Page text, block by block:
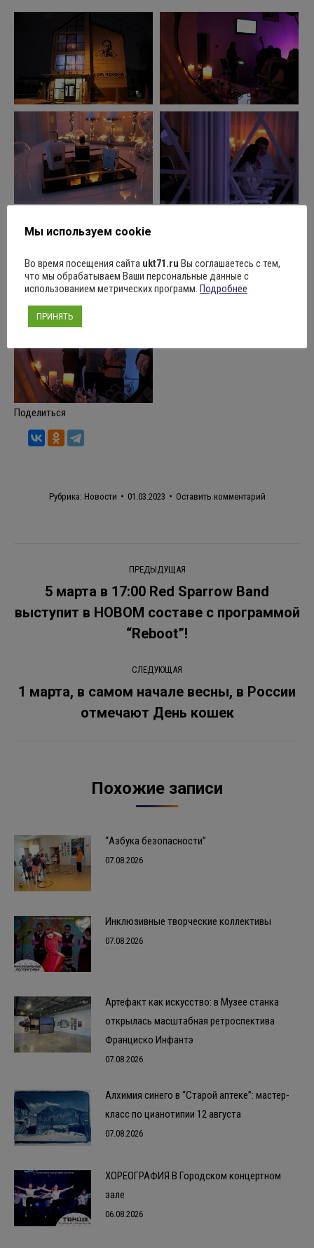
Поделиться
Рубрика: Новости 01.03.2023 Оставить комментарий
записям
ПРЕДЫДУЩАЯ
Предыдущая
запись:
5 марта в 17:00 Red Sparrow Band
выступит в НОВОМ составе с программой
“Reboot”!
СЛЕДУЮЩАЯ
Следующая
запись:
1 марта, в самом начале весны, в России
отмечают День кошек
Похожие записи
“Азбука безопасности”
07.08.2026
Инклюзивные творческие коллективы
07.08.2026
Артефакт как искусство: в Музее станка
открылась масштабная ретроспектива
Франциско Инфантэ
07.08.2026
Алхимия синего в “Старой аптеке”: мастер-
класс по цианотипии 12 августа
07.08.2026
ХОРЕОГРАФИЯ В Городском концертном
зале
06.08.2026
Мы используем cookie
Во время посещения сайта ukt71.ru Вы соглашаетесь с тем,
что мы обрабатываем Ваши персональные данные с
использованием метрических программ. Подробнее
ПРИНЯТЬ